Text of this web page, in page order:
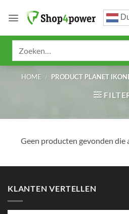
naar
HOME / PRODUCT PLANET
Geen producten gevonden die
KLANTEN VERTELLEN